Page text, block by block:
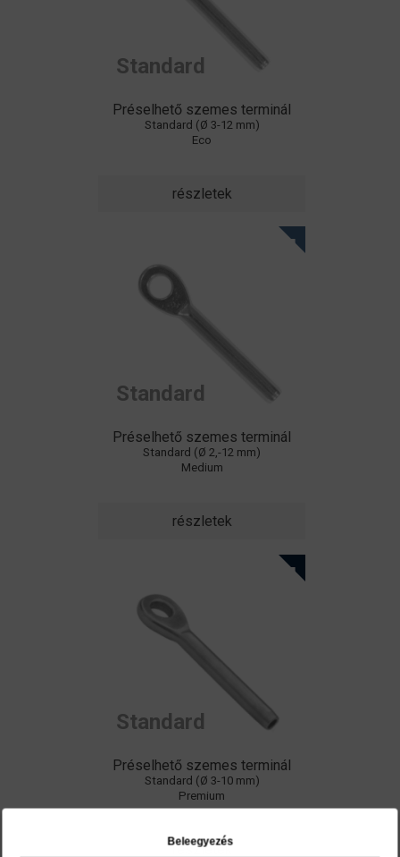
Standard
Préselhető szemes terminál
Standard (Ø 3-12 mm)
Eco
részletek
Standard
Préselhető szemes terminál
Standard (Ø 2,-12 mm)
Medium
részletek
Standard
Préselhető szemes terminál
Standard (Ø 3-10 mm)
Premium
részletek
Beleegyezés